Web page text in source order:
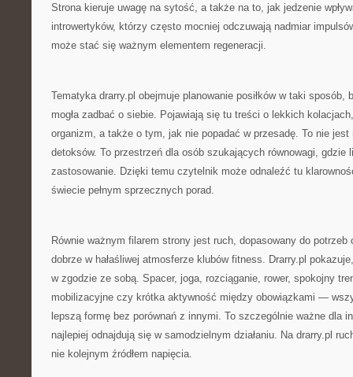
Strona kieruje uwagę na sytość, a także na to, jak jedzenie
introwertyków, którzy często mocniej odczuwają nadmiar
może stać się ważnym elementem regeneracji.
Tematyka drarry.pl obejmuje planowanie posiłków w taki sposób,
mogła zadbać o siebie. Pojawiają się tu treści o lekkich
organizm, a także o tym, jak nie popadać w przesadę. To nie jest
detoksów. To przestrzeń dla osób szukających równowagi, gdzie
zastosowanie. Dzięki temu czytelnik może odnaleźć tu
świecie pełnym sprzecznych porad.
Równie ważnym filarem strony jest ruch, dopasowany do
dobrze w hałaśliwej atmosferze klubów fitness. Drarry.pl
w zgodzie ze sobą. Spacer, joga, rozciąganie, rower, spokojny
mobilizacyjne czy krótka aktywność między obowiązkami —
lepszą formę bez porównań z innymi. To szczególnie ważne dla
najlepiej odnajdują się w samodzielnym działaniu. Na drarry.pl
nie kolejnym źródłem napięcia.